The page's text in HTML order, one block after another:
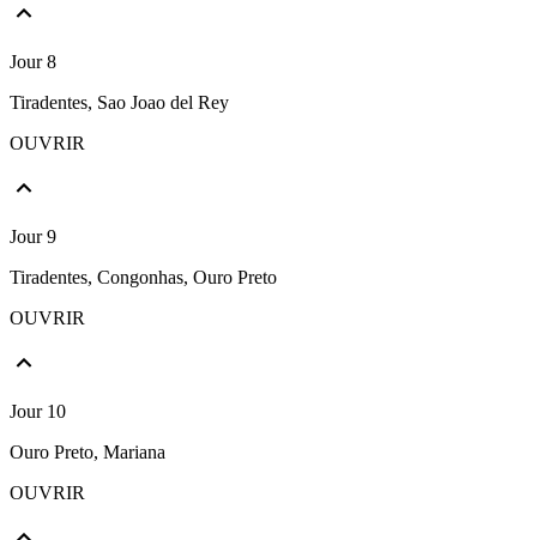
Jour 8
Tiradentes, Sao Joao del Rey
OUVRIR
Jour 9
Tiradentes, Congonhas, Ouro Preto
OUVRIR
Jour 10
Ouro Preto, Mariana
OUVRIR